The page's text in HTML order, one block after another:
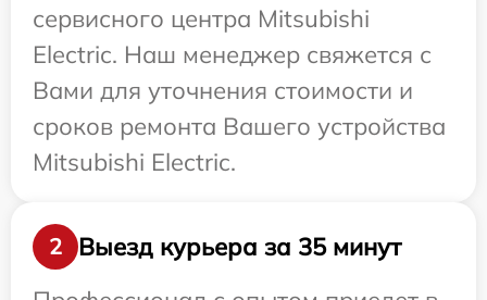
сервисного центра Mitsubishi
Electric. Наш менеджер свяжется с
Вами для уточнения стоимости и
сроков ремонта Вашего устройства
Mitsubishi Electric.
2
Выезд курьера за 35 минут